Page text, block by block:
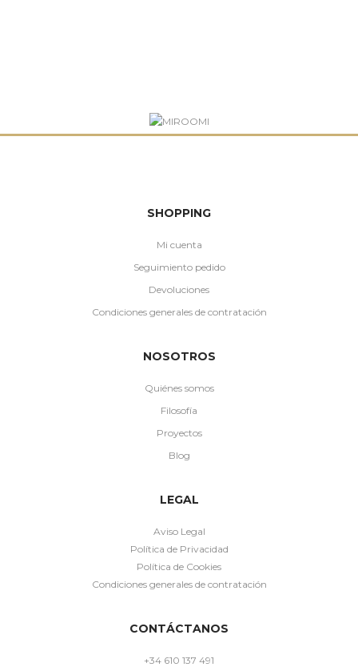
SHOPPING
Mi cuenta
Seguimiento pedido
Devoluciones
Condiciones generales de contratación
NOSOTROS
Quiénes somos
Filosofía
Proyectos
Blog
LEGAL
Aviso Legal
Política de Privacidad
Política de Cookies
Condiciones generales de contratación
CONTÁCTANOS
+34 610 137 491